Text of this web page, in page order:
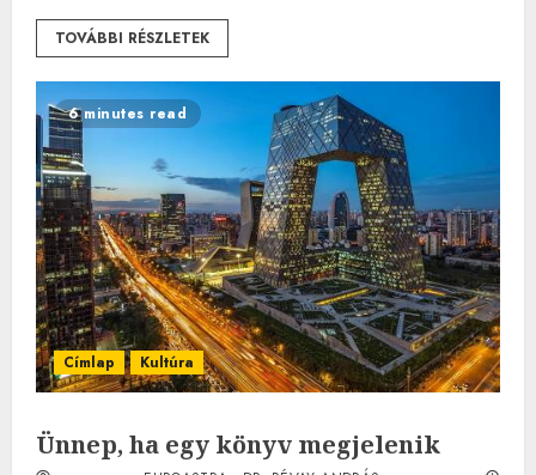
TOVÁBBI RÉSZLETEK
6 minutes read
Címlap Kultúra
Ünnep, ha egy könyv megjelenik